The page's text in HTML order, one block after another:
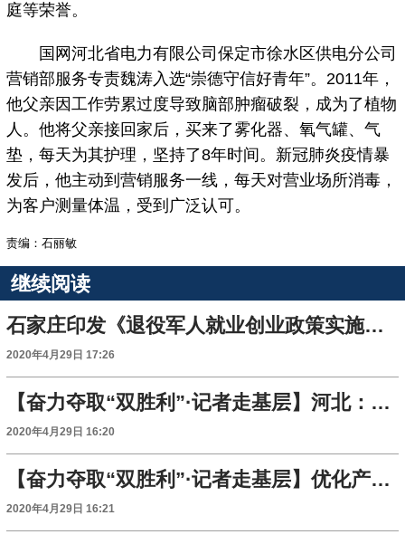
庭等荣誉。
国网河北省电力有限公司保定市徐水区供电分公司
营销部服务专责魏涛入选“崇德守信好青年”。2011年，
他父亲因工作劳累过度导致脑部肿瘤破裂，成为了植物
人。他将父亲接回家后，买来了雾化器、氧气罐、气
垫，每天为其护理，坚持了8年时间。新冠肺炎疫情暴
发后，他主动到营销服务一线，每天对营业场所消毒，
为客户测量体温，受到广泛认可。
责编：石丽敏
继续阅读
石家庄印发《退役军人就业创业政策实施细则》
2020年4月29日 17:26
【奋力夺取“双胜利”·记者走基层】河北：强化服务 精准施策 助力企业复工复产
2020年4月29日 16:20
【奋力夺取“双胜利”·记者走基层】优化产业链 深耕价值链 石炼化精准施策降本提效
2020年4月29日 16:21